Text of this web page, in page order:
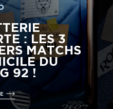
: LES 3
MATCHS
DU
92 !